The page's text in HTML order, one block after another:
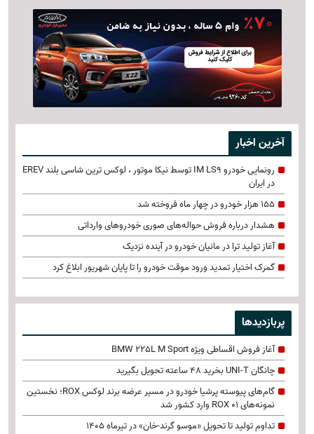
آخرین اخبار
رونمایی خودرو IM LS9 توسط نیکا موتور ، لوکس ترین شاسی بلند EREV
در ایران
155 هزار خودرو در چهار ماه فروخته شد
هشدار درباره فروش حواله‌های صوری خودروهای وارداتی
آغاز تولید ترا در مانیان خودرو در آینده نزدیک
گمرک اختیار تمدید ورود موقت خودرو را تا پایان شهریور ابلاغ کرد
پربازدیدها
آغاز فروش اقساطی ویژه BMW 225L M Sport
چانگان UNI-T بخرید 48 ساعته تحویل بگیرید
گام‌های پیوسته پرشیا خودرو در مسیر عرضه برند لوکس ROX؛ نخستین
نمونه‌های ROX 01 وارد کشور شد
تداوم تولید تا تحویل «موسو گرند-خان» در تیرماه 1405